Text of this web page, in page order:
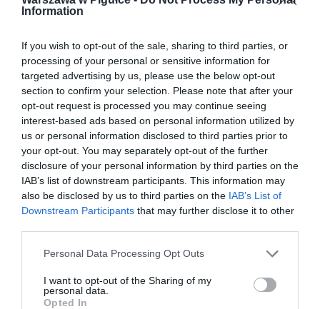
Information
If you wish to opt-out of the sale, sharing to third parties, or
processing of your personal or sensitive information for
targeted advertising by us, please use the below opt-out
section to confirm your selection. Please note that after your
opt-out request is processed you may continue seeing
interest-based ads based on personal information utilized by
us or personal information disclosed to third parties prior to
your opt-out. You may separately opt-out of the further
disclosure of your personal information by third parties on the
IAB’s list of downstream participants. This information may
also be disclosed by us to third parties on the IAB’s List of
Downstream Participants that may further disclose it to other
Personal Data Processing Opt Outs
I want to opt-out of the Sharing of my
personal data.
Opted In